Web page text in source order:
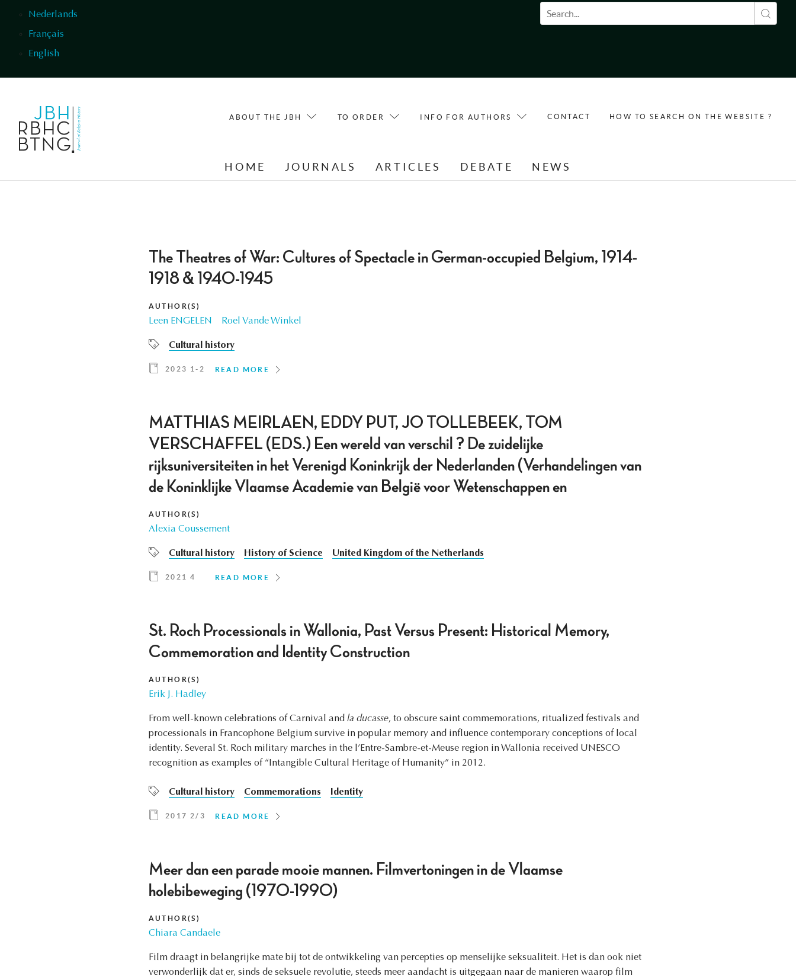
Nederlands
Français
English
Search form
ABOUT THE JBH TO ORDER INFO FOR AUTHORS CONTACT HOW TO SEARCH ON THE WEBSITE ?
HOME JOURNALS ARTICLES DEBATE NEWS
The Theatres of War: Cultures of Spectacle in German-occupied Belgium, 1914-
1918 & 1940-1945
AUTHOR(S)
Leen ENGELEN Roel Vande Winkel
Cultural history
2023 1-2 READ MORE
MATTHIAS MEIRLAEN, EDDY PUT, JO TOLLEBEEK, TOM
VERSCHAFFEL (EDS.) Een wereld van verschil ? De zuidelijke
rijksuniversiteiten in het Verenigd Koninkrijk der Nederlanden (Verhandelingen van
de Koninklijke Vlaamse Academie van België voor Wetenschappen en
AUTHOR(S)
Alexia Coussement
Cultural history History of Science United Kingdom of the Netherlands
2021 4 READ MORE
St. Roch Processionals in Wallonia, Past Versus Present: Historical Memory,
Commemoration and Identity Construction
AUTHOR(S)
Erik J. Hadley
From well-known celebrations of Carnival and la ducasse, to obscure saint commemorations, ritualized festivals and
processionals in Francophone Belgium survive in popular memory and influence contemporary conceptions of local
identity. Several St. Roch military marches in the l’Entre-Sambre-et-Meuse region in Wallonia received UNESCO
recognition as examples of “Intangible Cultural Heritage of Humanity” in 2012.
Cultural history Commemorations Identity
2017 2/3 READ MORE
Meer dan een parade mooie mannen. Filmvertoningen in de Vlaamse
holebibeweging (1970-1990)
AUTHOR(S)
Chiara Candaele
Film draagt in belangrijke mate bij tot de ontwikkeling van percepties op menselijke seksualiteit. Het is dan ook niet
verwonderlijk dat er, sinds de seksuele revolutie, steeds meer aandacht is uitgegaan naar de manieren waarop film